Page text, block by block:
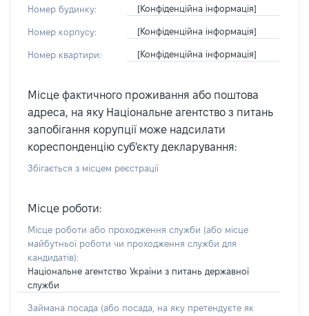
Номер будинку: [Конфіденційна інформація]
Номер корпусу: [Конфіденційна інформація]
Номер квартири: [Конфіденційна інформація]
Місце фактичного проживання або поштова
адреса, на яку Національне агентство з питань
запобігання корупції може надсилати
кореспонденцію суб'єкту декларування:
Збігається з місцем реєстрації
Місце роботи:
Місце роботи або проходження служби (або місце
майбутньої роботи чи проходження служби для
кандидатів):
Національне агентство України з питань державної
служби
Займана посада (або посада, на яку претендуєте як